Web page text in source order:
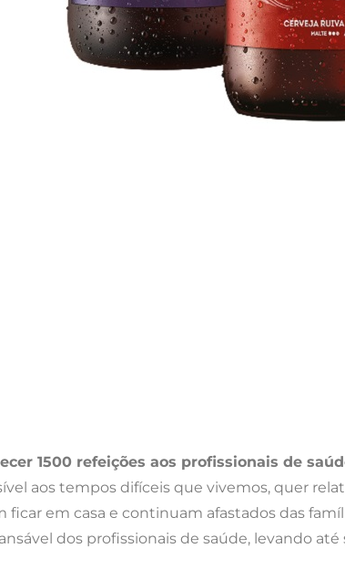
1500 refeições aos profissionais de
aos tempos difíceis que vivemos, quer
em casa e continuam afastados das
dos profissionais de saúde, levando até